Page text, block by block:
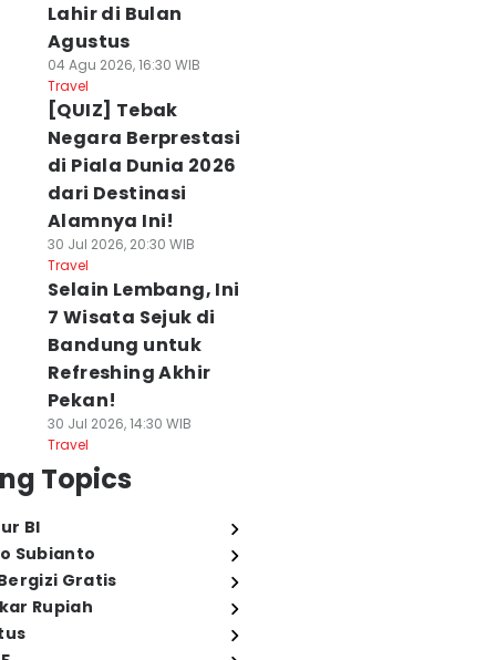
Lahir di Bulan
Agustus
04 Agu 2026, 16:30 WIB
Travel
[QUIZ] Tebak
Negara Berprestasi
di Piala Dunia 2026
dari Destinasi
Alamnya Ini!
30 Jul 2026, 20:30 WIB
Travel
Selain Lembang, Ini
7 Wisata Sejuk di
Bandung untuk
Refreshing Akhir
Pekan!
30 Jul 2026, 14:30 WIB
Travel
Topics
BI
Subianto
Gratis
Rupiah